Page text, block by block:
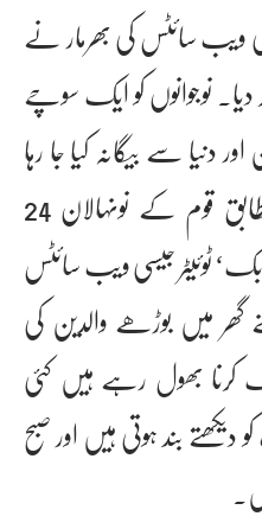
ویب سائٹس کی بھرمار نے
نوجوانوں کو ایک سوچے
سے بیگانہ کیا جا رہا
ہے۔ ایک رپورٹ کے مطابق قوم کے نونہالان 24
ٹوئیٹر جیسی ویب سائٹس
میں بوڑھے والدین کی
کرنا بھول رہے ہیں کئی
بند ہوتی ہیں اور صبح